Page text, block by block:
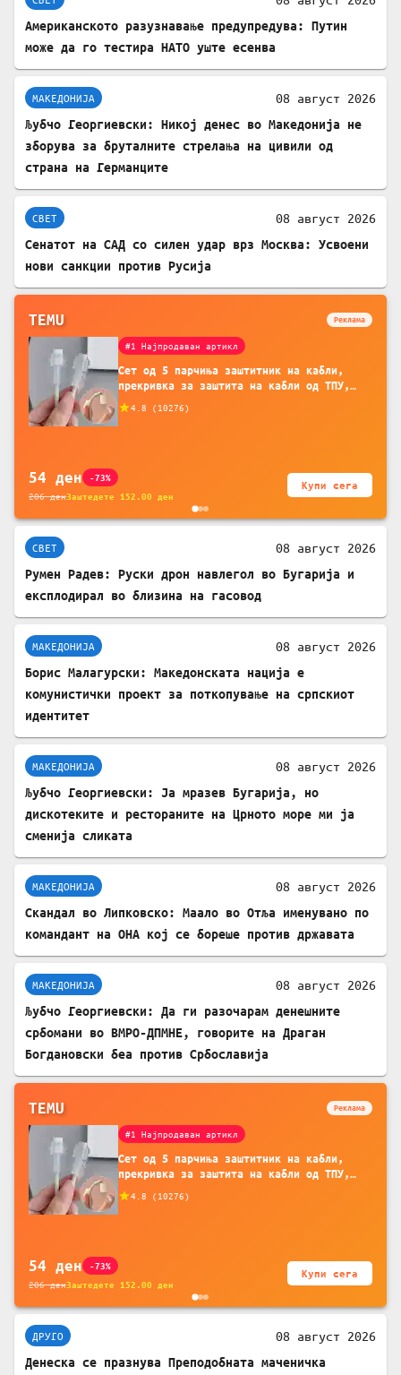
Американското разузнавање предупредува: Путин
може да го тестира НАТО уште есенва
МАКЕДОНИЈА 08 август 2026
Љубчо Георгиевски: Никој денес во Македонија не
зборува за бруталните стрелања на цивили од
страна на Германците
СВЕТ 08 август 2026
Сенатот на САД со силен удар врз Москва: Усвоени
нови санкции против Русија
TEMU Реклама
#1 Најпродаван артикл
Сет од 5 парчиња заштитник на кабли,
прекривка за заштита на кабли од ТПУ,
додатоци за заштита на кабли, без
батерија, за мобилни телефони, комплет
4.8 ( 10276)
54 ден -73%
206денЗаштедете 152.00 ден
Купи сега
СВЕТ 08 август 2026
Румен Радев: Руски дрон навлегол во Бугарија и
експлодирал во близина на гасовод
МАКЕДОНИЈА 08 август 2026
Борис Малагурски: Македонската нација е
комунистички проект за поткопување на српскиот
идентитет
МАКЕДОНИЈА 08 август 2026
Љубчо Георгиевски: Ја мразев Бугарија, но
дискотеките и рестораните на Црното море ми ја
сменија сликата
МАКЕДОНИЈА 08 август 2026
Скандал во Липковско: Маало во Отља именувано по
командант на ОНА кој се бореше против државата
МАКЕДОНИЈА 08 август 2026
Љубчо Георгиевски: Да ги разочарам денешните
србомани во ВМРО-ДПМНЕ, говорите на Драган
Богдановски беа против Србославија
TEMU Реклама
#1 Најпродаван артикл
Сет од 5 парчиња заштитник на кабли,
прекривка за заштита на кабли од ТПУ,
додатоци за заштита на кабли, без
батерија, за мобилни телефони, комплет
4.8 ( 10276)
54 ден -73%
206денЗаштедете 152.00 ден
Купи сега
ДРУГО 08 август 2026
Денеска се празнува Преподобната маченичка